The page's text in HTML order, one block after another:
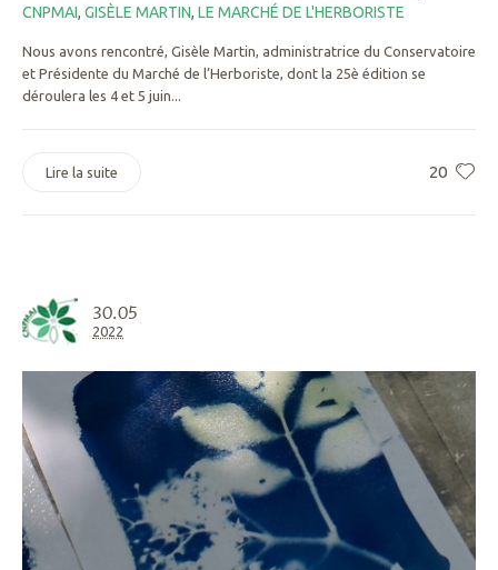
CNPMAI, GISÈLE MARTIN, LE MARCHÉ DE L'HERBORISTE
Nous avons rencontré, Gisèle Martin, administratrice du Conservatoire
et Présidente du Marché de l’Herboriste, dont la 25è édition se
déroulera les 4 et 5 juin...
20
Lire la suite
30.05
2022